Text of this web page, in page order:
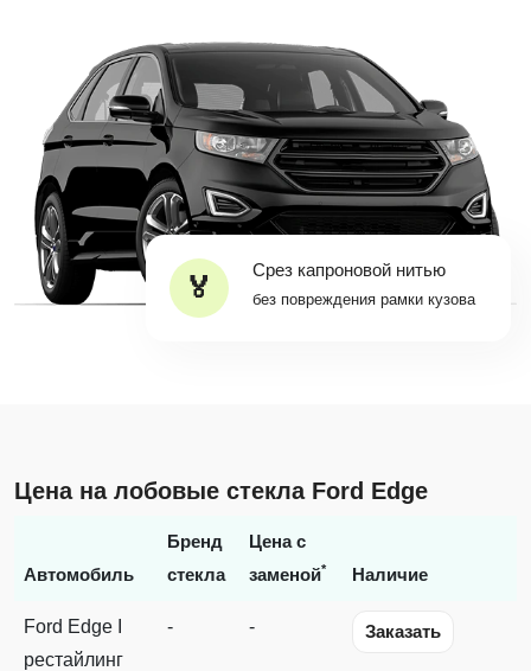
Срез капроновой нитью
без повреждения рамки кузова
Цена на лобовые стекла Ford Edge
Автомобиль
Бренд
стекла
Цена с
заменой* Наличие
Ford Edge I
рестайлинг
- - Заказать